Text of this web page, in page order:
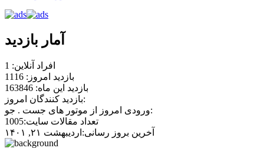
آمار بازدید
افراد آنلاین: 1
بازدید امروز: 1116
بازدید این ماه: 163846
بازدید کنندگان امروز:
ورودی امروز از موتور های جست . جو:
تعداد مقالات سایت:1005
آخرین بروز رسانی:اردیبهشت ۲۱, ۱۴۰۱